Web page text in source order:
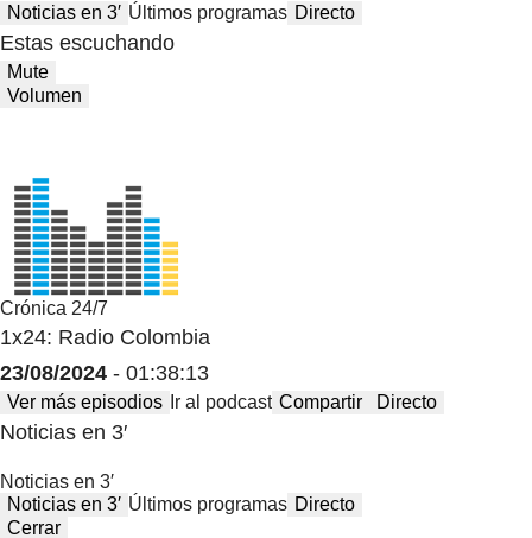
Noticias en 3′ Últimos programas Directo
Estas escuchando
Mute
Volumen
Crónica 24/7
1x24: Radio Colombia
23/08/2024 - 01:38:13
Ver más episodios Ir al podcast Compartir Directo
Noticias en 3′
Noticias en 3′
Noticias en 3′ Últimos programas Directo
Cerrar